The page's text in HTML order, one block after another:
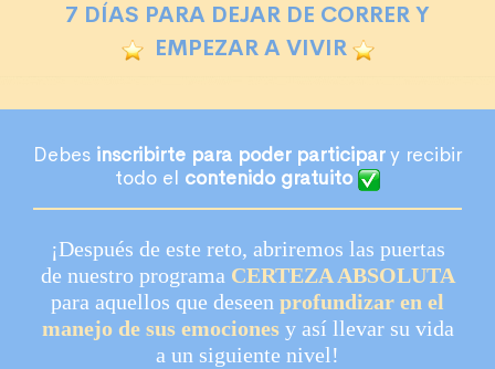
7 DÍAS PARA DEJAR DE CORRER Y
EMPEZAR A VIVIR
Debes inscribirte para poder participary recibir
todo el contenido gratuito
¡Después de este reto, abriremos las puertas
de nuestro programa CERTEZA ABSOLUTA
para aquellos que deseen profundizar en el
manejo de sus emocionesy así llevar su vida
a un siguiente nivel!